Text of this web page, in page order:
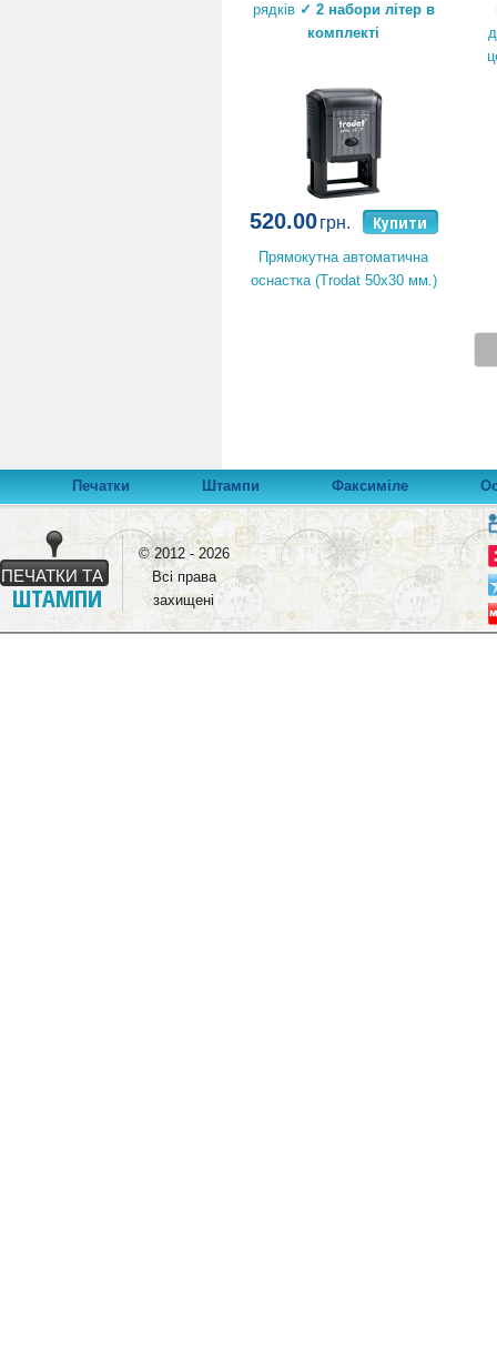
рядків ✓ 2 набори літер в
комплекті
520.00грн. Купити
Прямокутна автоматична
оснастка (Trodat 50x30 мм.)
Печатки Штампи Факсиміле
ПЕЧАТКИ ТА
ШТАМПИ
© 2012 - 2026
Всі права
захищені